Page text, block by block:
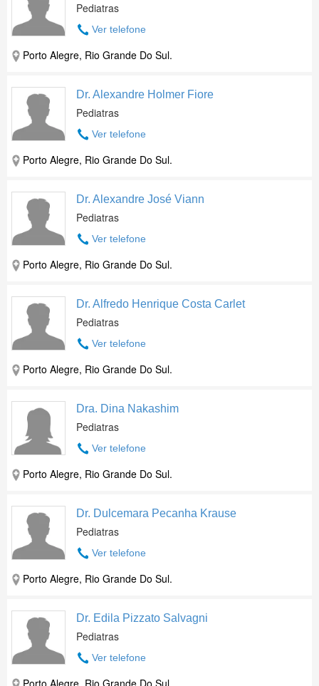
Pediatras
Ver telefone
Porto Alegre, Rio Grande Do Sul.
Dr. Alexandre Holmer Fiore
Pediatras
Ver telefone
Porto Alegre, Rio Grande Do Sul.
Dr. Alexandre José Viann
Pediatras
Ver telefone
Porto Alegre, Rio Grande Do Sul.
Dr. Alfredo Henrique Costa Carlet
Pediatras
Ver telefone
Porto Alegre, Rio Grande Do Sul.
Dra. Dina Nakashim
Pediatras
Ver telefone
Porto Alegre, Rio Grande Do Sul.
Dr. Dulcemara Pecanha Krause
Pediatras
Ver telefone
Porto Alegre, Rio Grande Do Sul.
Dr. Edila Pizzato Salvagni
Pediatras
Ver telefone
Porto Alegre, Rio Grande Do Sul.